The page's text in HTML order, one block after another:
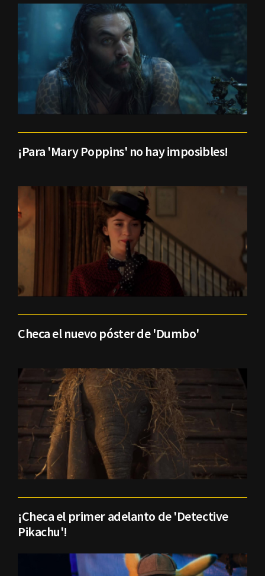
¡Para 'Mary Poppins' no hay imposibles!
Checa el nuevo póster de 'Dumbo'
¡Checa el primer adelanto de 'Detective
Pikachu'!